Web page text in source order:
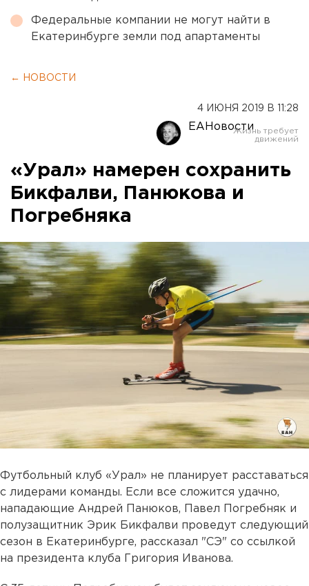
Федеральные компании не могут найти в
Екатеринбурге земли под апартаменты
← НОВОСТИ
4 ИЮНЯ 2019 В 11:28
ЕАНовости
«Урал» намерен сохранить
Бикфалви, Панюкова и
Погребняка
Футбольный клуб «Урал» не планирует расставаться
с лидерами команды. Если все сложится удачно,
нападающие Андрей Панюков, Павел Погребняк и
полузащитник Эрик Бикфалви проведут следующий
сезон в Екатеринбурге, рассказал "СЭ" со ссылкой
на президента клуба Григория Иванова.